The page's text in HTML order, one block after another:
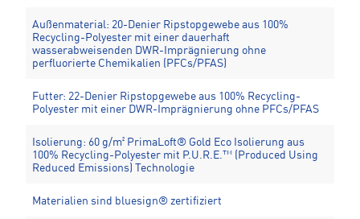
Außenmaterial: 20-Denier Ripstopgewebe aus 100%
Recycling-Polyester mit einer dauerhaft
wasserabweisenden DWR-Imprägnierung ohne
perfluorierte Chemikalien (PFCs/PFAS)
Futter: 22-Denier Ripstopgewebe aus 100% Recycling-
Polyester mit einer DWR-Imprägnierung ohne PFCs/PFAS
Isolierung: 60 g/m² PrimaLoft® Gold Eco Isolierung aus
100% Recycling-Polyester mit P.U.R.E.™ (Produced Using
Reduced Emissions) Technologie
Materialien sind bluesign® zertifiziert